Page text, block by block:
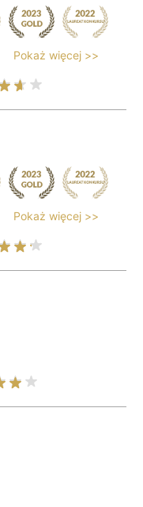
Pokaż więcej >>
Pokaż więcej >>